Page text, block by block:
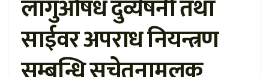
लागुऔषध दुर्व्यषनी तथा
साईवर अपराध नियन्त्रण